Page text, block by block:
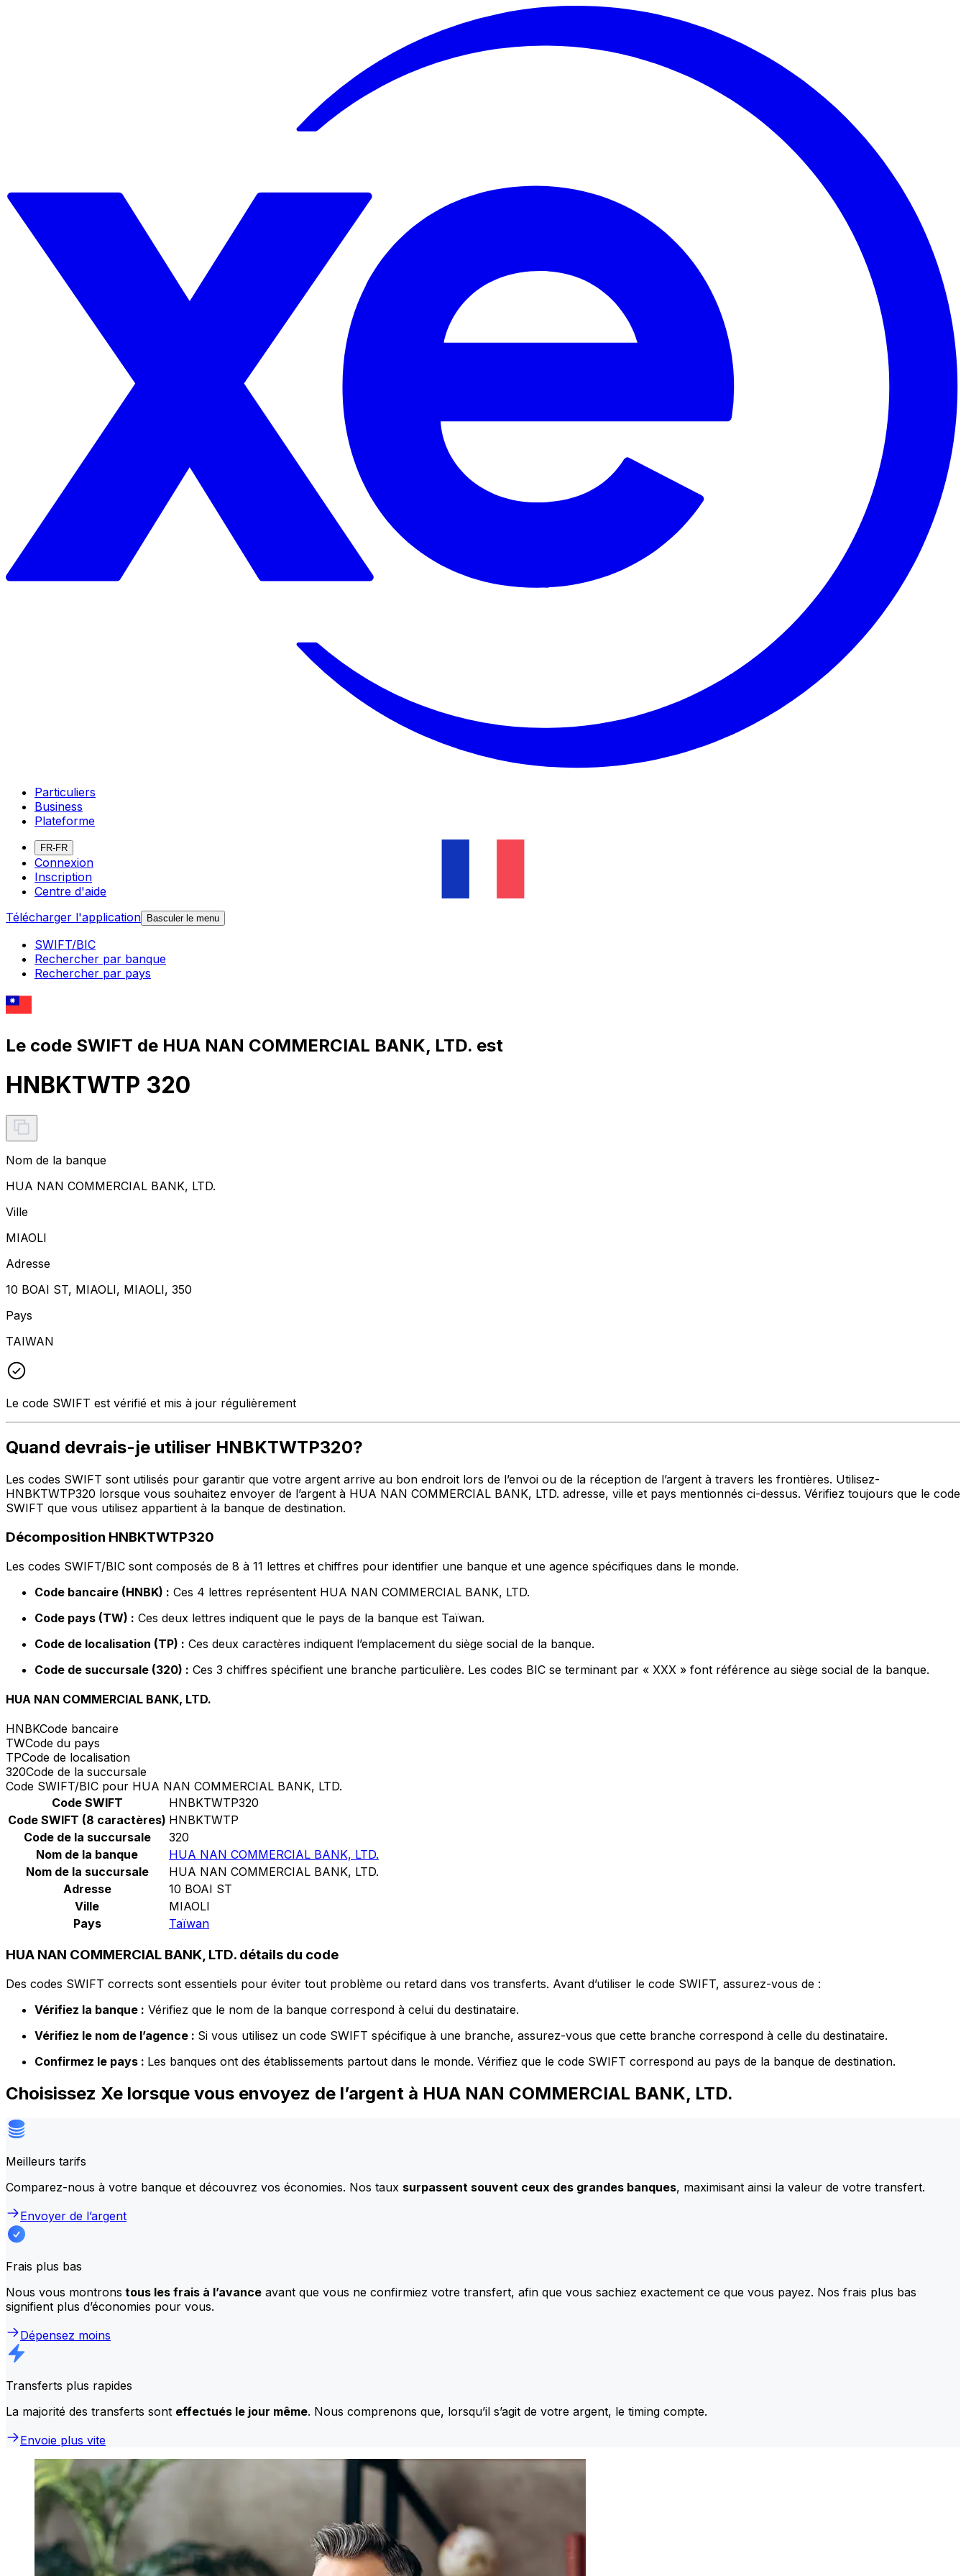
Particuliers
Business
Plateforme
FR-FR
Connexion
Inscription
Centre d'aide
Télécharger l'application Basculer le menu
SWIFT/BIC
Rechercher par banque
Rechercher par pays
Le code SWIFT de HUA NAN COMMERCIAL BANK, LTD. est
HNBKTWTP 320
Nom de la banque
HUA NAN COMMERCIAL BANK, LTD.
Ville
MIAOLI
Adresse
10 BOAI ST, MIAOLI, MIAOLI, 350
Pays
TAIWAN
Le code SWIFT est vérifié et mis à jour régulièrement
Quand devrais-je utiliser HNBKTWTP320?
Les codes SWIFT sont utilisés pour garantir que votre argent arrive au bon endroit lors de l’envoi ou de la réception de l’argent à travers les frontières. Utilisez-
HNBKTWTP320 lorsque vous souhaitez envoyer de l’argent à HUA NAN COMMERCIAL BANK, LTD. adresse, ville et pays mentionnés ci-dessus. Vérifiez toujours que le code
SWIFT que vous utilisez appartient à la banque de destination.
Décomposition HNBKTWTP320
Les codes SWIFT/BIC sont composés de 8 à 11 lettres et chiffres pour identifier une banque et une agence spécifiques dans le monde.
Code bancaire (HNBK) : Ces 4 lettres représentent HUA NAN COMMERCIAL BANK, LTD.
Code pays (TW) : Ces deux lettres indiquent que le pays de la banque est Taïwan.
Code de localisation (TP) : Ces deux caractères indiquent l’emplacement du siège social de la banque.
Code de succursale (320) : Ces 3 chiffres spécifient une branche particulière. Les codes BIC se terminant par « XXX » font référence au siège social de la banque.
HUA NAN COMMERCIAL BANK, LTD.
HNBKCode bancaire
TWCode du pays
TPCode de localisation
320Code de la succursale
Code SWIFT/BIC pour HUA NAN COMMERCIAL BANK, LTD.
Code SWIFT
HNBKTWTP320
Code SWIFT (8 caractères) HNBKTWTP
Code de la succursale
320
Nom de la banque
HUA NAN COMMERCIAL BANK, LTD.
Nom de la succursale
HUA NAN COMMERCIAL BANK, LTD.
Adresse
10 BOAI ST
Ville
MIAOLI
Pays
Taïwan
HUA NAN COMMERCIAL BANK, LTD. détails du code
Des codes SWIFT corrects sont essentiels pour éviter tout problème ou retard dans vos transferts. Avant d’utiliser le code SWIFT, assurez-vous de :
Vérifiez la banque : Vérifiez que le nom de la banque correspond à celui du destinataire.
Vérifiez le nom de l’agence : Si vous utilisez un code SWIFT spécifique à une branche, assurez-vous que cette branche correspond à celle du destinataire.
Confirmez le pays : Les banques ont des établissements partout dans le monde. Vérifiez que le code SWIFT correspond au pays de la banque de destination.
Choisissez Xe lorsque vous envoyez de l’argent à HUA NAN COMMERCIAL BANK, LTD.
Meilleurs tarifs
Comparez-nous à votre banque et découvrez vos économies. Nos taux surpassent souvent ceux des grandes banques, maximisant ainsi la valeur de votre transfert.
Envoyer de l’argent
Frais plus bas
Nous vous montrons tous les frais à l’avance avant que vous ne confirmiez votre transfert, afin que vous sachiez exactement ce que vous payez. Nos frais plus bas
signifient plus d’économies pour vous.
Dépensez moins
Transferts plus rapides
La majorité des transferts sont effectués le jour même. Nous comprenons que, lorsqu’il s’agit de votre argent, le timing compte.
Envoie plus vite